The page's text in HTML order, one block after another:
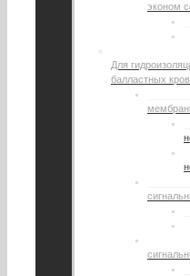
эконом
Для
балластных